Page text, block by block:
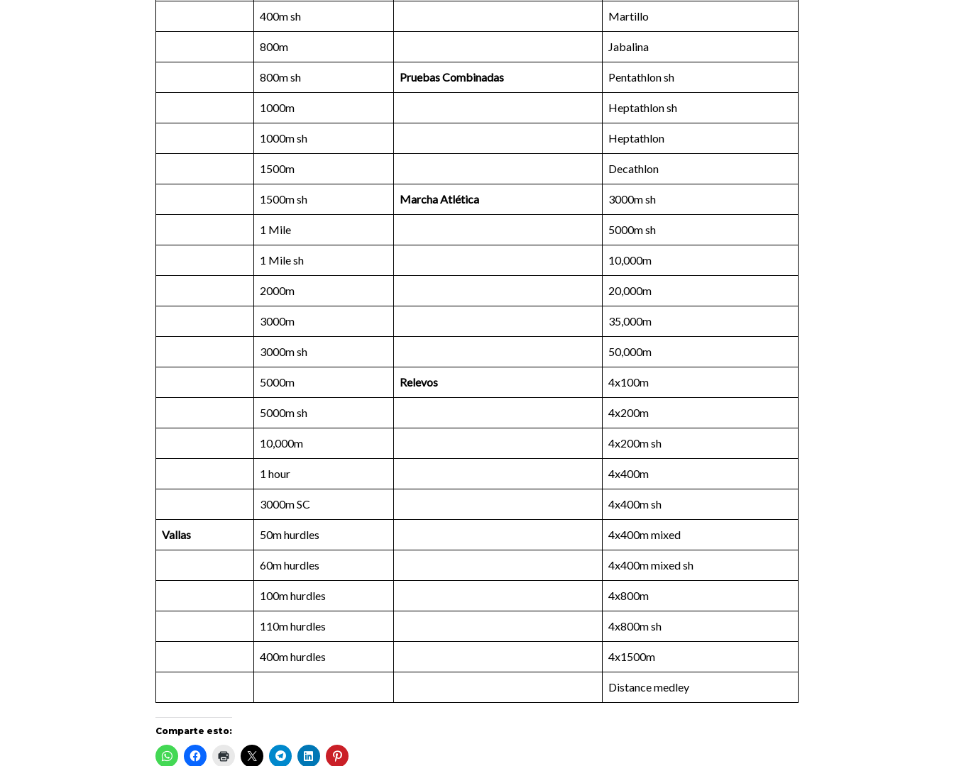
400m sh Martillo
800m Jabalina
800m sh Pruebas Combinadas Pentathlon sh
1000m Heptathlon sh
1000m sh Heptathlon
1500m Decathlon
1500m sh Marcha Atlética 3000m sh
1 Mile 5000m sh
1 Mile sh 10,000m
2000m 20,000m
3000m 35,000m
3000m sh 50,000m
5000m Relevos 4x100m
5000m sh 4x200m
10,000m 4x200m sh
1 hour 4x400m
3000m SC 4x400m sh
Vallas 50m hurdles 4x400m mixed
60m hurdles 4x400m mixed sh
100m hurdles 4x800m
110m hurdles 4x800m sh
400m hurdles 4x1500m
Distance medley
Comparte esto: